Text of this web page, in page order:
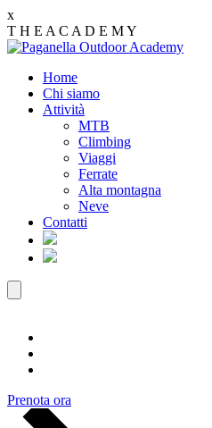
x
T H E A C A D E MY
Home
Chi siamo
Attività
MTB
Climbing
Viaggi
Ferrate
Alta montagna
Neve
Contatti
Prenota ora